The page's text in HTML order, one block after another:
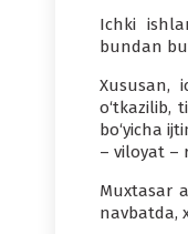
Ichki
bundan
Xususan,
o‘tkazilib,
bo‘yicha
– viloyat –
Muxtasar
navbatda,